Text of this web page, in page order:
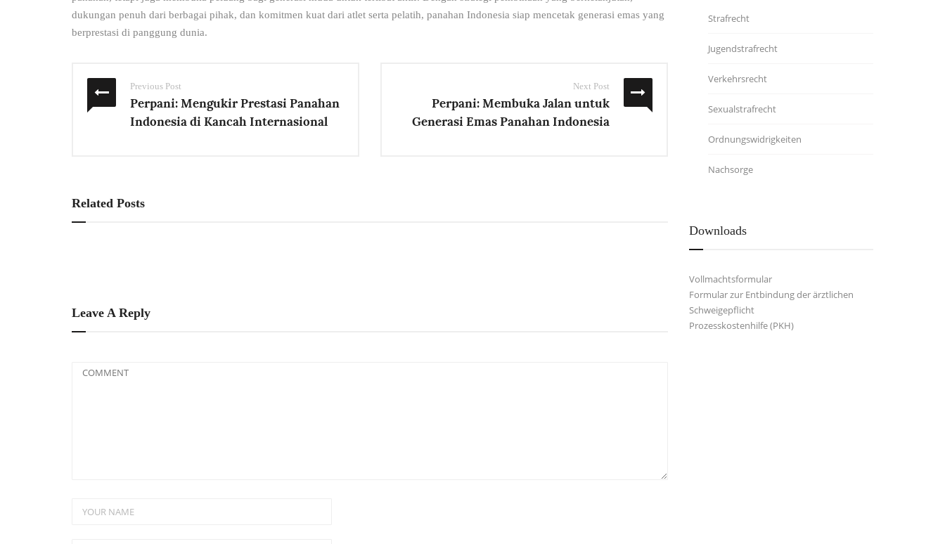
dukungan penuh dari berbagai pihak, dan komitmen kuat dari atlet serta pelatih, panahan Indonesia siap mencetak generasi emas yang
berprestasi di panggung dunia.
Previous Post
Perpani: Mengukir Prestasi Panahan
Indonesia di Kancah Internasional
Next Post
Perpani: Membuka Jalan untuk
Generasi Emas Panahan Indonesia
Related Posts
Leave A Reply
Strafrecht
Jugendstrafrecht
Verkehrsrecht
Sexualstrafrecht
Ordnungswidrigkeiten
Nachsorge
Downloads
Vollmachtsformular
Formular zur Entbindung der ärztlichen
Schweigepflicht
Prozesskostenhilfe (PKH)